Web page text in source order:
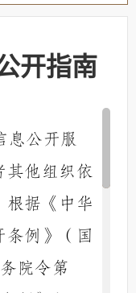
开指南
息公开服
其他组织依
根据《中华
条例》（国
院令第